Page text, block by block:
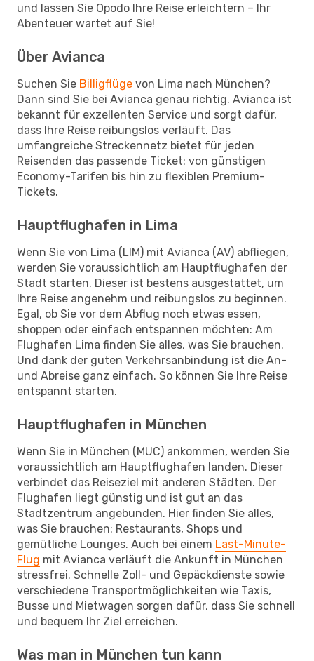
und lassen Sie Opodo Ihre Reise erleichtern – Ihr
Abenteuer wartet auf Sie!
Über Avianca
Suchen Sie Billigflüge von Lima nach München?
Dann sind Sie bei Avianca genau richtig. Avianca ist
bekannt für exzellenten Service und sorgt dafür,
dass Ihre Reise reibungslos verläuft. Das
umfangreiche Streckennetz bietet für jeden
Reisenden das passende Ticket: von günstigen
Economy-Tarifen bis hin zu flexiblen Premium-
Tickets.
Hauptflughafen in Lima
Wenn Sie von Lima (LIM) mit Avianca (AV) abfliegen,
werden Sie voraussichtlich am Hauptflughafen der
Stadt starten. Dieser ist bestens ausgestattet, um
Ihre Reise angenehm und reibungslos zu beginnen.
Egal, ob Sie vor dem Abflug noch etwas essen,
shoppen oder einfach entspannen möchten: Am
Flughafen Lima finden Sie alles, was Sie brauchen.
Und dank der guten Verkehrsanbindung ist die An-
und Abreise ganz einfach. So können Sie Ihre Reise
entspannt starten.
Hauptflughafen in München
Wenn Sie in München (MUC) ankommen, werden Sie
voraussichtlich am Hauptflughafen landen. Dieser
verbindet das Reiseziel mit anderen Städten. Der
Flughafen liegt günstig und ist gut an das
Stadtzentrum angebunden. Hier finden Sie alles,
was Sie brauchen: Restaurants, Shops und
gemütliche Lounges. Auch bei einem Last-Minute-
Flug mit Avianca verläuft die Ankunft in München
stressfrei. Schnelle Zoll- und Gepäckdienste sowie
verschiedene Transportmöglichkeiten wie Taxis,
Busse und Mietwagen sorgen dafür, dass Sie schnell
und bequem Ihr Ziel erreichen.
Was man in München tun kann